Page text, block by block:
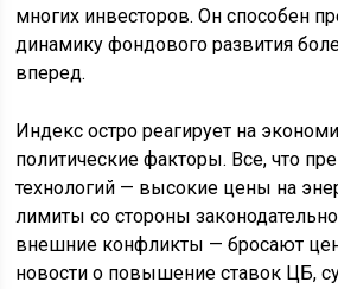
многих инвесторов. Он способен
динамику фондового развития
вперед.
Индекс остро реагирует на
политические факторы. Все, что
технологий — высокие цены на
лимиты со стороны
внешние конфликты — бросают
новости о повышение ставок ЦБ,